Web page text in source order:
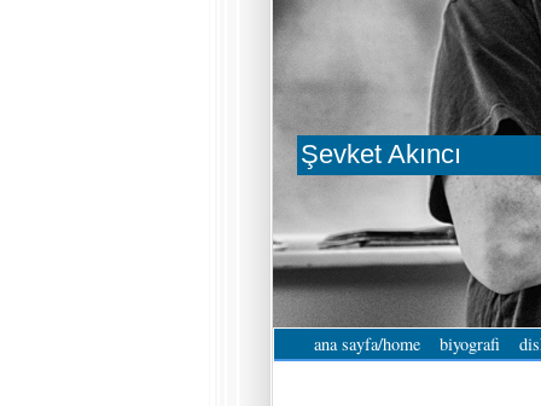
Şevket Akıncı
ana sayfa/home biyografi